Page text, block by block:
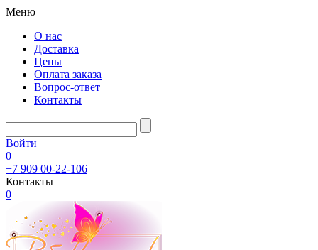
Меню
О нас
Доставка
Цены
Оплата заказа
Вопрос-ответ
Контакты
Войти
0
+7 909 00-22-106
Контакты
0